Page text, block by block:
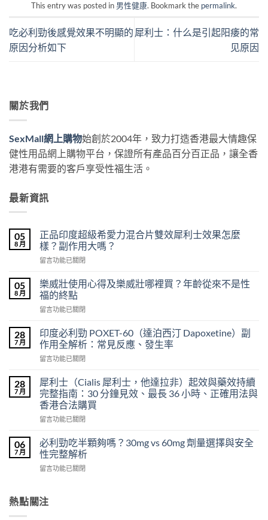
This entry was posted in 男性健康. Bookmark the permalink.
吃必利勁後感覺效果不明顯的
原因分析如下
犀利士：什么是引起阳痿的常
见原因
關於我們
SexMall網上購物始創於2004年，致力打造香港最大情趣保
健性用品網上購物平台，保證所有產品百分百正品，讓全香
港港有需要的客戶享受性福生活。
最新資訊
05
8 月
正品印度超級希愛力混合片雙效犀利士效果怎麼
樣？副作用大嗎？
在
品
印
度
超
希
愛
力
混
片
雙
效
利
效
果
怎
麼
作
留言功能已關閉
05
8 月
樂威壯使用心得及樂威壯哪裡買？年齡從來不是性
福的終點
在
威
壯
使
用
得
及
樂
威
壯
裡
買？
齡
不
留言功能已關閉
28
7 月
印度必利勁 POXET-60（達泊西汀 Dapoxetine）副
作用全解析：常見反應、發生率
在
度
必
利
勁
POXET-
泊
西
汀
Dapoxetine）
用
留言功能已關閉
28
7 月
犀利士（Cialis 犀利士，他達拉非）起效與藥效持續
完整指南：30 分鐘見效、最長 36 小時、正確用法與
香港合法購買
在
利
士
（Cialis
犀
他
留言功能已關閉
06
7 月
必利勁吃半顆夠嗎？30mg vs 60mg 劑量選擇與安全
性完整解析
在
勁
吃
留言功能已關閉
熱點關注